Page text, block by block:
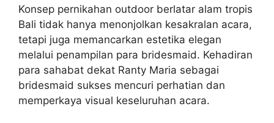
Konsep pernikahan outdoor berlatar alam tropis
Bali tidak hanya menonjolkan kesakralan acara,
tetapi juga memancarkan estetika elegan
melalui penampilan para bridesmaid. Kehadiran
para sahabat dekat Ranty Maria sebagai
bridesmaid sukses mencuri perhatian dan
memperkaya visual keseluruhan acara.